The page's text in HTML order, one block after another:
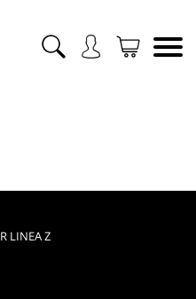
LINEA Z